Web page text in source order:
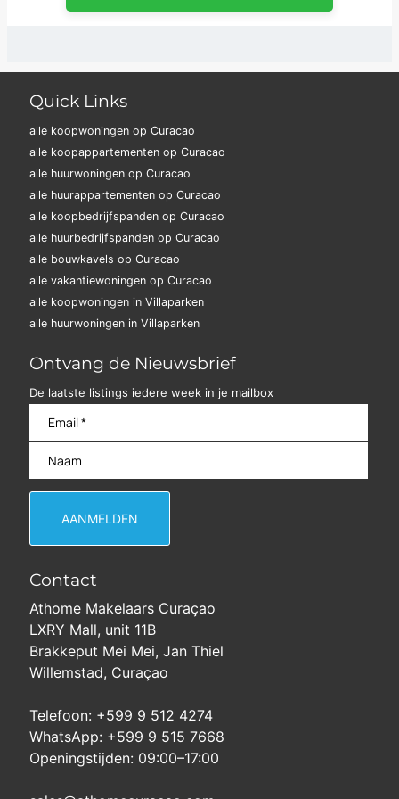
Quick Links
alle koopwoningen op Curacao
alle koopappartementen op Curacao
alle huurwoningen op Curacao
alle huurappartementen op Curacao
alle koopbedrijfspanden op Curacao
alle huurbedrijfspanden op Curacao
alle bouwkavels op Curacao
alle vakantiewoningen op Curacao
alle koopwoningen in Villaparken
alle huurwoningen in Villaparken
Ontvang de Nieuwsbrief
De laatste listings iedere week in je mailbox
Contact
Athome Makelaars Curaçao
LXRY Mall, unit 11B
Brakkeput Mei Mei, Jan Thiel
Willemstad, Curaçao
Telefoon: +599 9 512 4274
WhatsApp: +599 9 515 7668
Openingstijden: 09:00–17:00